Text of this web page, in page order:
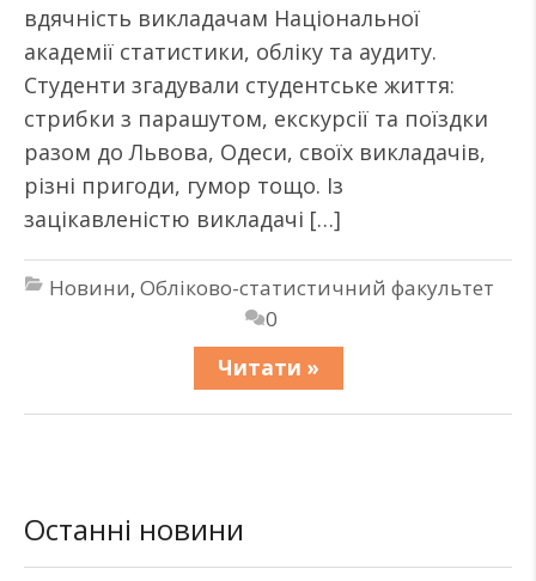
вдячність викладачам Національної
академії статистики, обліку та аудиту.
Студенти згадували студентське життя:
стрибки з парашутом, екскурсії та поїздки
разом до Львова, Одеси, своїх викладачів,
різні пригоди, гумор тощо. Із
зацікавленістю викладачі […]
Новини, Обліково-статистичний факультет
0
Читати »
Останні новини